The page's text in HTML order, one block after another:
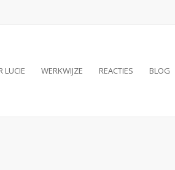
LUCIE WERKWIJZE REACTIES BLOG